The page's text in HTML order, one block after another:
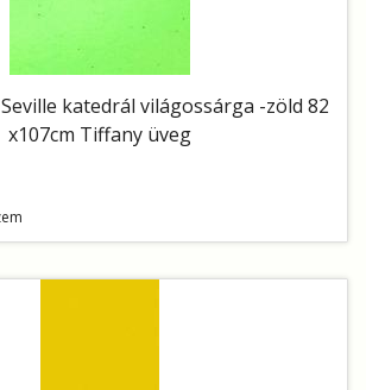
katedrál világossárga -zöld 82
x107cm Tiffany üveg